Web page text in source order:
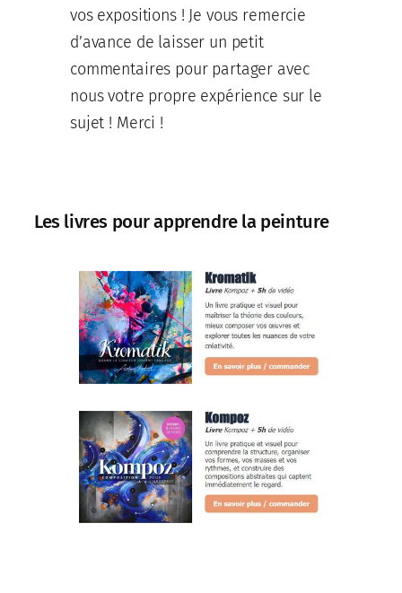
vos expositions ! Je vous remercie
d’avance de laisser un petit
commentaires pour partager avec
nous votre propre expérience sur le
sujet ! Merci !
Les livres pour apprendre la peinture